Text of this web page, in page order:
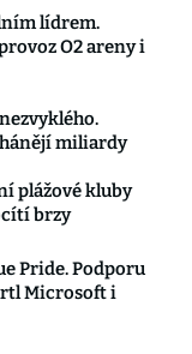
lídrem.
O2 areny i
miliardy
plážové kluby
brzy
Pride. Podporu
Microsoft i